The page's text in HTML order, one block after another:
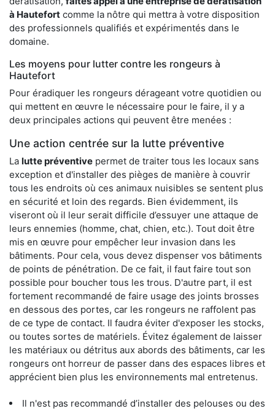
à Hautefort comme la nôtre qui mettra à votre disposition
des professionnels qualifiés et expérimentés dans le
domaine.
Les moyens pour lutter contre les rongeurs à
Hautefort
Pour éradiquer les rongeurs dérageant votre quotidien ou
qui mettent en œuvre le nécessaire pour le faire, il y a
deux principales actions qui peuvent être menées :
Une action centrée sur la lutte préventive
La lutte préventive permet de traiter tous les locaux sans
exception et d'installer des pièges de manière à couvrir
tous les endroits où ces animaux nuisibles se sentent plus
en sécurité et loin des regards. Bien évidemment, ils
viseront où il leur serait difficile d’essuyer une attaque de
leurs ennemies (homme, chat, chien, etc.). Tout doit être
mis en œuvre pour empêcher leur invasion dans les
bâtiments. Pour cela, vous devez dispenser vos bâtiments
de points de pénétration. De ce fait, il faut faire tout son
possible pour boucher tous les trous. D'autre part, il est
fortement recommandé de faire usage des joints brosses
en dessous des portes, car les rongeurs ne raffolent pas
de ce type de contact. Il faudra éviter d'exposer les stocks,
ou toutes sortes de matériels. Évitez également de laisser
les matériaux ou détritus aux abords des bâtiments, car les
rongeurs ont horreur de passer dans des espaces libres et
apprécient bien plus les environnements mal entretenus.
Il n'est pas recommandé d’installer des pelouses ou des